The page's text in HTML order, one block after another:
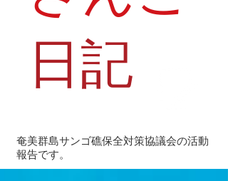
日記
奄美群島サンゴ礁保全対策協議会の活動
報告です。